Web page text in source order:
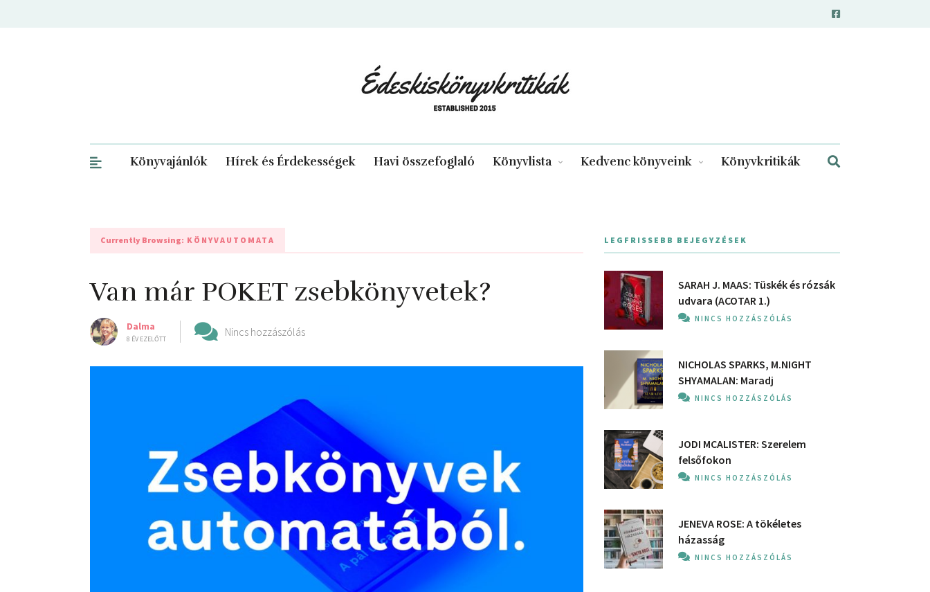
Könyvajánlók Hírek és Érdekességek Havi összefoglaló Könyvlista Kedvenc könyveink Könyvkritikák
Currently Browsing: KÖNYVAUTOMATA
Van már POKET zsebkönyvetek?
Dalma
8 ÉV EZELŐTT
Nincs hozzászólás
LEGFRISSEBB BEJEGYZÉSEK
SARAH J. MAAS: Tüskék és rózsák
udvara (ACOTAR 1.)
NINCS HOZZÁSZÓLÁS
NICHOLAS SPARKS, M.NIGHT
SHYAMALAN: Maradj
NINCS HOZZÁSZÓLÁS
JODI MCALISTER: Szerelem
felsőfokon
NINCS HOZZÁSZÓLÁS
JENEVA ROSE: A ​tökéletes
házasság
NINCS HOZZÁSZÓLÁS